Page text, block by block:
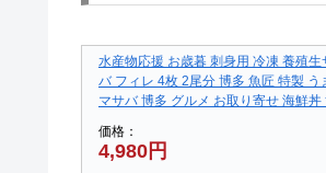
水産物応援 お歳暮 刺身用 冷凍 養殖生
バ フィレ 4枚 2尾分 博多 魚匠 特製 う
マサバ 博多 グルメ お取り寄せ 海鮮丼
価格：
4,980円